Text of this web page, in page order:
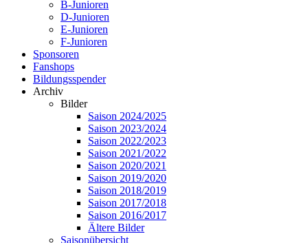
B-Junioren
D-Junioren
E-Junioren
F-Junioren
Sponsoren
Fanshops
Bildungsspender
Archiv
Bilder
Saison 2024/2025
Saison 2023/2024
Saison 2022/2023
Saison 2021/2022
Saison 2020/2021
Saison 2019/2020
Saison 2018/2019
Saison 2017/2018
Saison 2016/2017
Ältere Bilder
Saisonübersicht